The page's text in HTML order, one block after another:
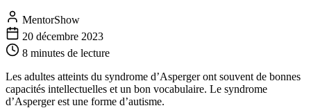
MentorShow
20 décembre 2023
8 minutes de lecture
Les adultes atteints du syndrome d’Asperger ont souvent de bonnes
capacités intellectuelles et un bon vocabulaire. Le syndrome
d’Asperger est une forme d’autisme.